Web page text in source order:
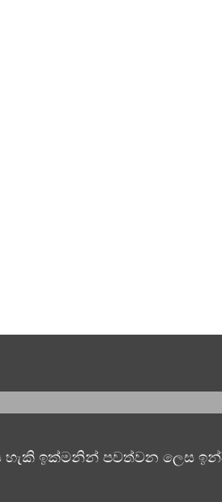
හැකි ඉක්මනින් පවත්වන ලෙස